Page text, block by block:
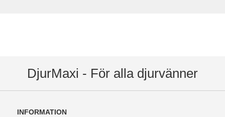
DjurMaxi - För alla djurvänner
INFORMATION